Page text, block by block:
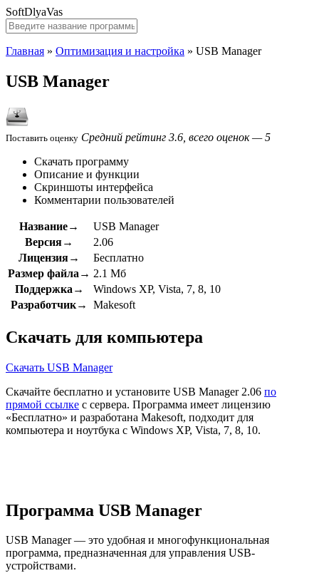
SoftDlyaVas
Главная » Оптимизация и настройка » USB Manager
USB Manager
Поставить оценку Средний рейтинг 3.6, всего оценок — 5
Скачать программу
Описание и функции
Скриншоты интерфейса
Комментарии пользователей
Название→
USB Manager
Версия→
2.06
Лицензия→
Бесплатно
Размер файла→ 2.1 Мб
Поддержка→
Windows XP, Vista, 7, 8, 10
Разработчик→
Makesoft
Скачать для компьютера
Скачать USB Manager
Скачайте бесплатно и установите USB Manager 2.06 по
прямой ссылке с сервера. Программа имеет лицензию
«Бесплатно» и разработана Makesoft, подходит для
компьютера и ноутбука с Windows XP, Vista, 7, 8, 10.
Программа USB Manager
USB Manager — это удобная и многофункциональная
программа, предназначенная для управления USB-
устройствами.